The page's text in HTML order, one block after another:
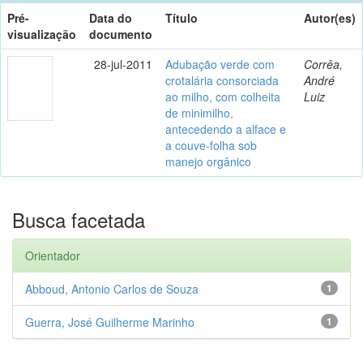
Pré-
visualização
Data do
documento
Título Autor(es)
28-jul-2011
Adubação verde com
crotalária consorciada
ao milho, com colheita
de minimilho,
antecedendo a alface e
a couve-folha sob
manejo orgânico
Corrêa,
André
Luiz
Busca facetada
Orientador
1
Abboud, Antonio Carlos de Souza
1
Guerra, José Guilherme Marinho